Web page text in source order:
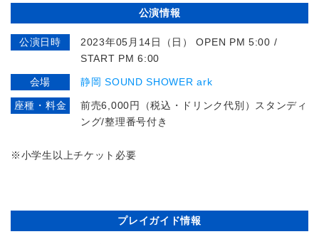
公演情報
公演日時
2023年05月14日（日） OPEN PM 5:00 /
START PM 6:00
会場 静岡 SOUND SHOWER ark
座種・料金
前売6,000円（税込・ドリンク代別）スタンディ
ング/整理番号付き
※小学生以上チケット必要
プレイガイド情報